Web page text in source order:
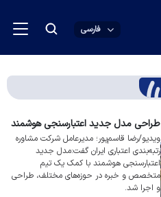
فارسی
طراحی مدل جدید اعتبارسنجی هوشمند
ویدیو/رضا قاسم‌پور؛ مدیرعامل شرکت مشاوره
رتبه‌بندی اعتباری ایران گفت:مدل جدید
اعتبارسنجی هوشمند با کمک یک تیم
متخصص و خبره در حوزه‌های مختلف، طراحی
و اجرا شد.